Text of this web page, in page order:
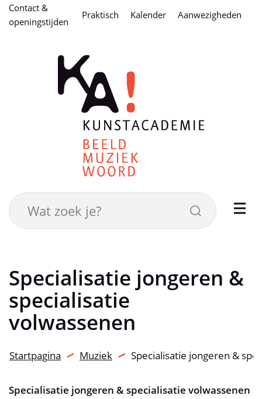
inhoud
Contact &
openingstijden
Praktisch Kalender Aanwezigheden
Kunstacademie
Wat
zoek
je?
Zoeken
Specialisatie jongeren &
specialisatie
volwassenen
Startpagina Muziek Specialisatie jongeren &
Specialisatie jongeren & specialisatie volwassenen